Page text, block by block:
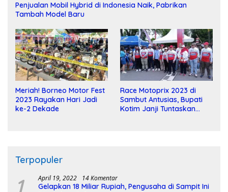
Penjualan Mobil Hybrid di Indonesia Naik, Pabrikan
Tambah Model Baru
Meriah! Borneo Motor Fest
2023 Rayakan Hari Jadi
ke-2 Dekade
Race Motoprix 2023 di
Sambut Antusias, Bupati
Kotim Janji Tuntaskan
Terpopuler
1 April 19, 2022 14 Komentar
Gelapkan 18 Miliar Rupiah, Pengusaha di Sampit Ini